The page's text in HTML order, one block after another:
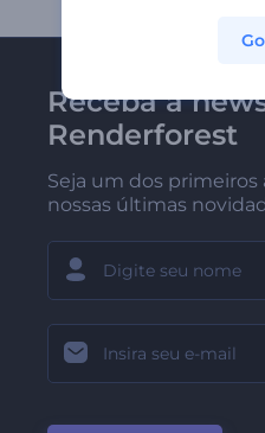
Receba a
Renderforest
Seja um dos primeiros
nossas últimas